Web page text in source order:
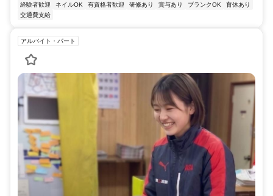
経験者歓迎
ネイルOK 有資格者歓迎 研修あり 賞与あり ブランクOK
育休あり
交通費支給
アルバイト・パート